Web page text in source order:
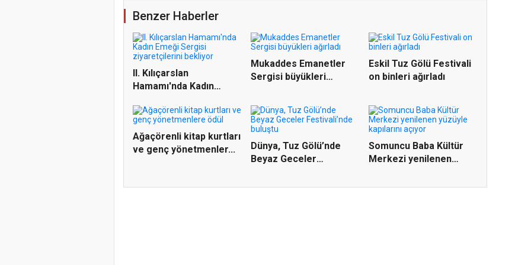
Benzer Haberler
II. Kılıçarslan
Hamamı'nda Kadın
Mukaddes Emanetler
Sergisi büyükleri
Eskil Tuz Gölü Festivali
on binleri ağırladı
Ağaçörenli kitap kurtları
ve genç yönetmenler...
Dünya, Tuz Gölü’nde
Beyaz Geceler
Somuncu Baba Kültür
Merkezi yenilenen